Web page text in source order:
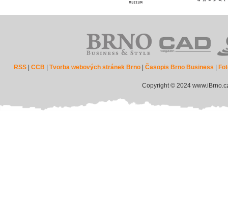
RSS |CCB |Tvorba webových stránek Brno |Časopis Brno Business
Copyright © 2024